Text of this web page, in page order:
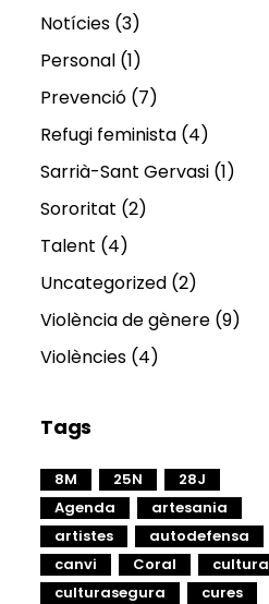
Notícies (3)
Personal (1)
Prevenció (7)
Refugi feminista (4)
Sarrià-Sant Gervasi (1)
Sororitat (2)
Talent (4)
Uncategorized (2)
Violència de gènere (9)
Violències (4)
Tags
8M 25N
28J
Agenda
artesania
artistes
autodefensa
canvi
Coral
cultura
culturasegura
cures